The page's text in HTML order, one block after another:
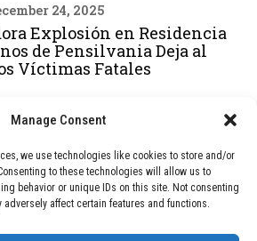
Manage Consent
we use technologies like cookies to store and/or
to these technologies will allow us to
behavior or unique IDs on this site. Not consenting
affect certain features and functions.
24, 2025
Explosión en Residencia
de Pensilvania Deja al
Víctimas Fatales
December 24, 2025
BYD revela en
añadir 400 km de rango
5 minutos de carga